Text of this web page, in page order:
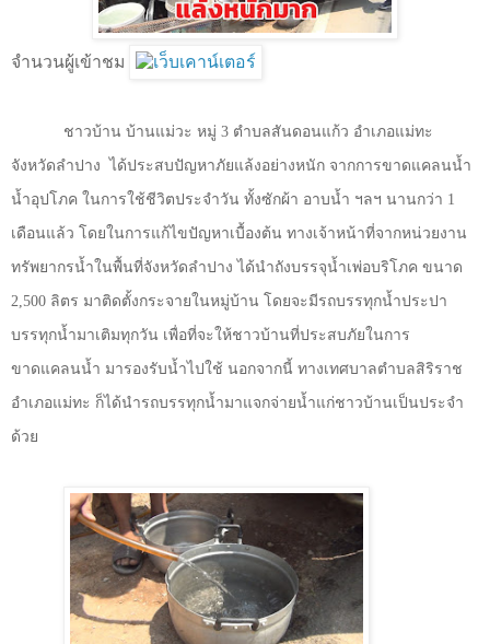
จำนวนผู้เข้าชม
ชาวบ้าน บ้านแม่วะ หมู่ 3 ตำบลสันดอนแก้ว อำเภอแม่ทะ
จังหวัดลำปาง ได้ประสบปัญหาภัยแล้งอย่างหนัก จากการขาดแคลนน้ำ
น้ำอุปโภค ในการใช้ชีวิตประจำวัน ทั้งซักผ้า อาบน้ำ ฯลฯ นานกว่า 1
เดือนแล้ว โดยในการแก้ไขปัญหาเบื้องต้น ทางเจ้าหน้าที่จากหน่วยงาน
ทรัพยากรน้ำในพื้นที่จังหวัดลำปาง ได้นำถังบรรจุน้ำเพ่อบริโภค ขนาด
2,500 ลิตร มาติดตั้งกระจายในหมู่บ้าน โดยจะมีรถบรรทุกน้ำประปา
บรรทุกน้ำมาเติมทุกวัน เพื่อที่จะให้ชาวบ้านที่ประสบภัยในการ
ขาดแคลนน้ำ มารองรับน้ำไปใช้ นอกจากนี้ ทางเทศบาลตำบลสิริราช
อำเภอแม่ทะ ก็ได้นำรถบรรทุกน้ำมาแจกจ่ายน้ำแก่ชาวบ้านเป็นประจำ
ด้วย